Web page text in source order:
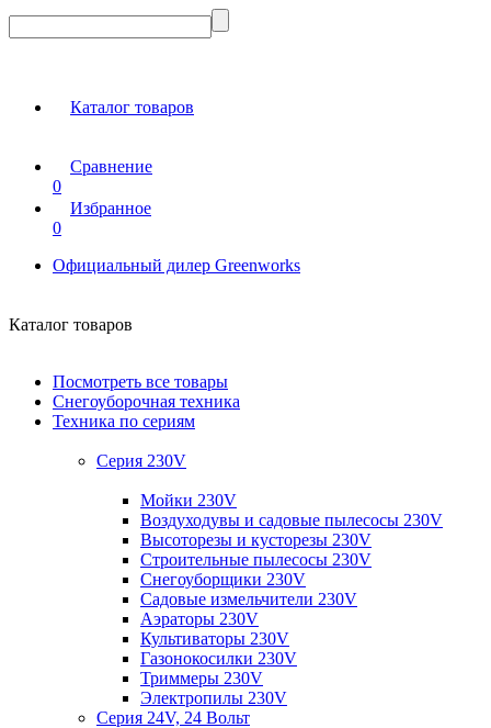
Каталог товаров
Сравнение
0
Избранное
0
Официальный дилер Greenworks
Каталог товаров
Посмотреть все товары
Снегоуборочная техника
Техника по сериям
Серия 230V
Мойки 230V
Воздуходувы и садовые пылесосы 230V
Высоторезы и кусторезы 230V
Строительные пылесосы 230V
Снегоуборщики 230V
Садовые измельчители 230V
Аэраторы 230V
Культиваторы 230V
Газонокосилки 230V
Триммеры 230V
Электропилы 230V
Серия 24V, 24 Вольт